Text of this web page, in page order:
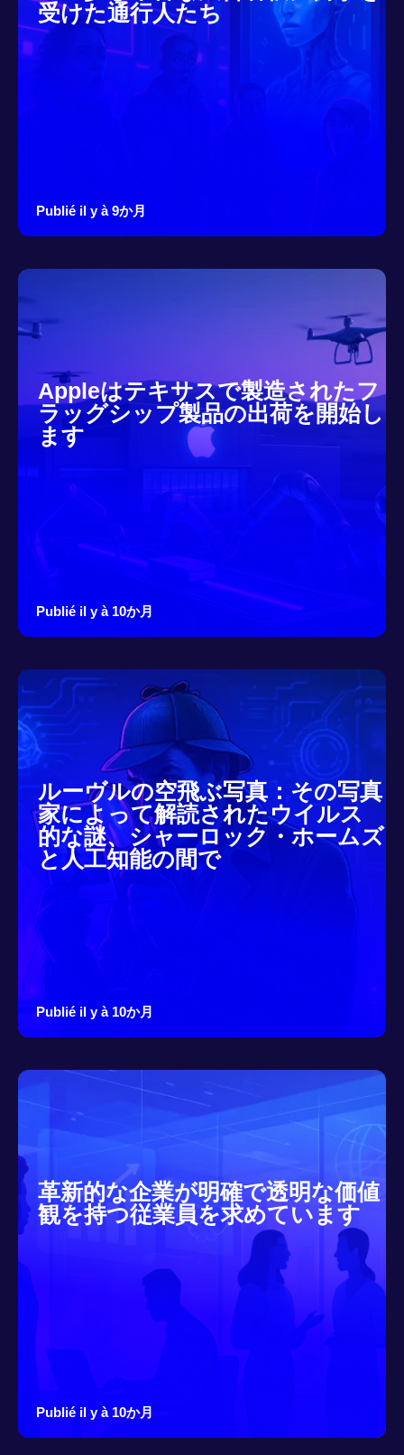
受けた通行人たち
Publié il y à 9か月
Appleはテキサスで製造されたフ
ラッグシップ製品の出荷を開始し
ます
Publié il y à 10か月
ルーヴルの空飛ぶ写真：その写真
家によって解読されたウイルス
的な謎、シャーロック・ホームズ
と人工知能の間で
Publié il y à 10か月
革新的な企業が明確で透明な価値
観を持つ従業員を求めています
Publié il y à 10か月